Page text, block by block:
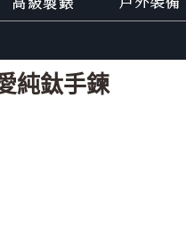
純鈦手鍊